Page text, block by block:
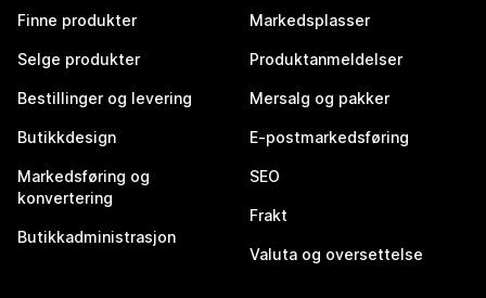
Finne produkter
Selge produkter
Bestillinger og levering
Butikkdesign
Markedsføring og
konvertering
Butikkadministrasjon
Markedsplasser
Produktanmeldelser
Mersalg og pakker
E-postmarkedsføring
SEO
Frakt
Valuta og oversettelse